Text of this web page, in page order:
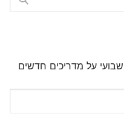
שבועי על מדריכים חדשים